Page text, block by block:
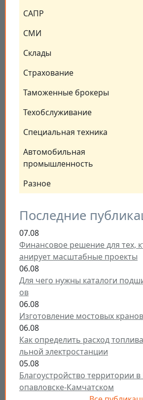
САПР
СМИ
Склады
Страхование
Таможенные брокеры
Техобслуживание
Специальная техника
Автомобильная
промышленность
Разное
Последние
07.08
Финансовое решение для тех,
анирует масштабные проекты
06.08
Для чего нужны каталоги
ов
06.08
Изготовление мостовых кранов
06.08
Как определить расход
льной электростанции
05.08
Благоустройство территории
опавловске-Камчатском